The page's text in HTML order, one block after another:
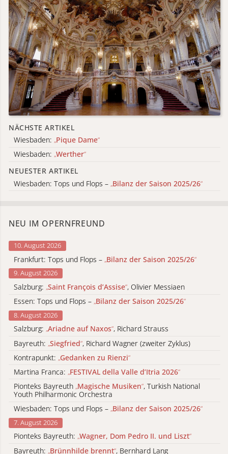
NÄCHSTE ARTIKEL
Wiesbaden: „Pique Dame“
Wiesbaden: „Werther“
NEUESTER ARTIKEL
Wiesbaden: Tops und Flops – „Bilanz der Saison 2025/26“
NEU IM OPERNFREUND
10. August 2026
Frankfurt: Tops und Flops – „Bilanz der Saison 2025/26“
9. August 2026
Salzburg: „Saint François d’Assise“, Olivier Messiaen
Essen: Tops und Flops – „Bilanz der Saison 2025/26“
8. August 2026
Salzburg: „Ariadne auf Naxos“, Richard Strauss
Bayreuth: „Siegfried“, Richard Wagner (zweiter Zyklus)
Kontrapunkt: „Gedanken zu Rienzi“
Martina Franca: „FESTIVAL della Valle d’Itria 2026“
Pionteks Bayreuth „Magische Musiken“, Turkish National
Youth Philharmonic Orchestra
Wiesbaden: Tops und Flops – „Bilanz der Saison 2025/26“
7. August 2026
Pionteks Bayreuth: „Wagner, Dom Pedro II. und Liszt“
Bayreuth: „Brünnhilde brennt“, Bernhard Lang